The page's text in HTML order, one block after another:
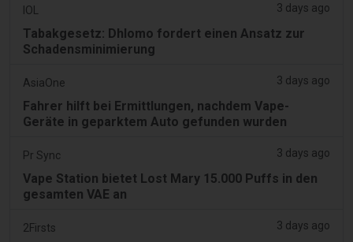
IOL 3 days ago
Tabakgesetz: Dhlomo fordert einen Ansatz zur
Schadensminimierung
AsiaOne 3 days ago
Fahrer hilft bei Ermittlungen, nachdem Vape-
Geräte in geparktem Auto gefunden wurden
Pr Sync 3 days ago
Vape Station bietet Lost Mary 15.000 Puffs in den
gesamten VAE an
2Firsts 3 days ago